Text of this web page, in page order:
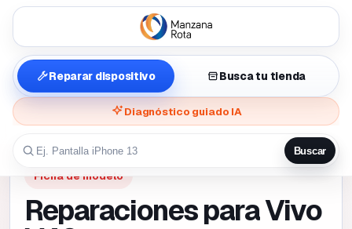
Reparar dispositivo Busca tu tienda
Diagnóstico guiado IA
Buscar
Ficha de modelo
Reparaciones para Vivo